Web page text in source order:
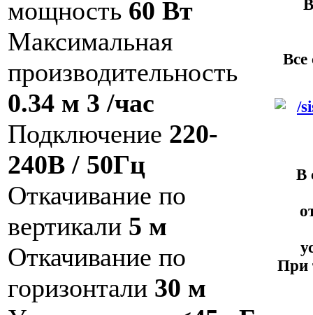
мощность 60 Вт
Максимальная
производительность
0.34 м 3 /час
Подключение 220-
240В / 50Гц
Откачивание по
вертикали 5 м
Откачивание по
горизонтали 30 м
Все
В
При